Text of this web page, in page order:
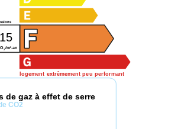
logement extrêmement peu performant
15
2/m2 .an
de gaz à effet de serre
CO2